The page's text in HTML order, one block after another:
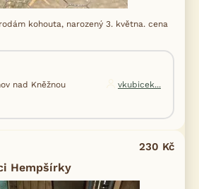
kohouta, narozený 3. května. cena
nad Kněžnou
vkubicek...
Hempšírky
230 Kč